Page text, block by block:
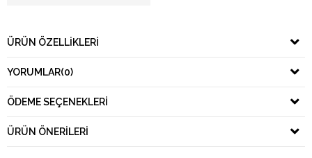
ÜRÜN ÖZELLIKLERI
YORUMLAR(0)
ÖDEME SEÇENEKLERI
ÜRÜN ÖNERILERI